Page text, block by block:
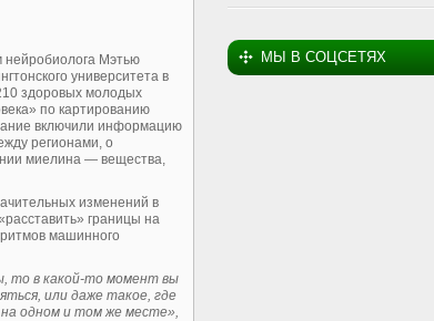
нейробиолога Мэтью
университета в
здоровых молодых
по картированию
включили информацию
регионами, о
миелина — вещества,
изменений в
границы на
машинного
то в какой-то момент вы
или даже такое, где
на одном и том же месте»,
МЫ В СОЦСЕТЯХ